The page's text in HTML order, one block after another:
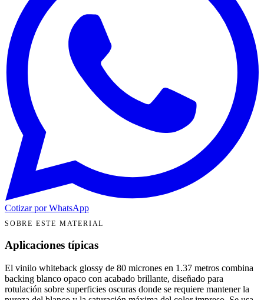
Cotizar por WhatsApp
SOBRE ESTE MATERIAL
Aplicaciones típicas
El vinilo whiteback glossy de 80 micrones en 1.37 metros combina
backing blanco opaco con acabado brillante, diseñado para
rotulación sobre superficies oscuras donde se requiere mantener la